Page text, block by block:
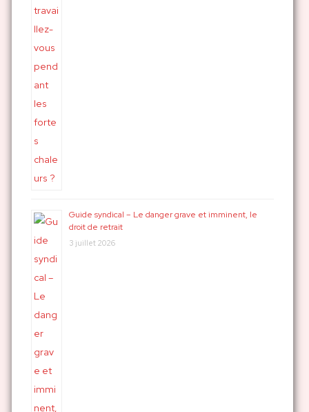
Guide syndical – Le danger grave et imminent, le
droit de retrait
3 juillet 2026